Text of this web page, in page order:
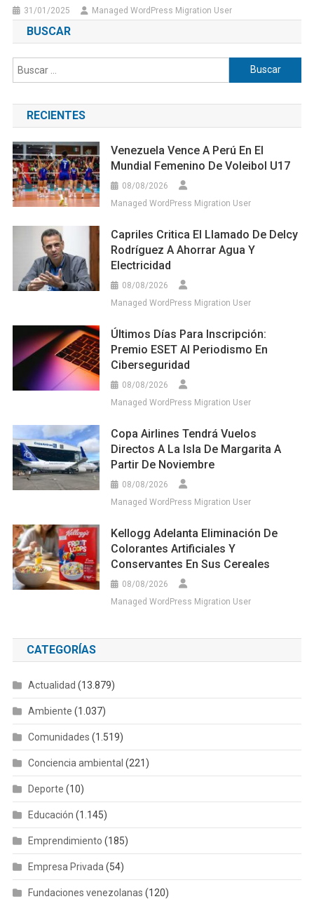
31/01/2025 Managed WordPress Migration User
BUSCAR
Buscar:
RECIENTES
Venezuela Vence A Perú En El
Mundial Femenino De Voleibol U17
08/08/2026
Managed WordPress Migration User
Capriles Critica El Llamado De Delcy
Rodríguez A Ahorrar Agua Y
Electricidad
08/08/2026
Managed WordPress Migration User
Últimos Días Para Inscripción:
Premio ESET Al Periodismo En
Ciberseguridad
08/08/2026
Managed WordPress Migration User
Copa Airlines Tendrá Vuelos
Directos A La Isla De Margarita A
Partir De Noviembre
08/08/2026
Managed WordPress Migration User
Kellogg Adelanta Eliminación De
Colorantes Artificiales Y
Conservantes En Sus Cereales
08/08/2026
Managed WordPress Migration User
CATEGORÍAS
Actualidad (13.879)
Ambiente (1.037)
Comunidades (1.519)
Conciencia ambiental (221)
Deporte (10)
Educación (1.145)
Emprendimiento (185)
Empresa Privada (54)
Fundaciones venezolanas (120)